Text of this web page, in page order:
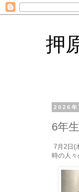
押
2026年
6年
7月2日(
時の人々